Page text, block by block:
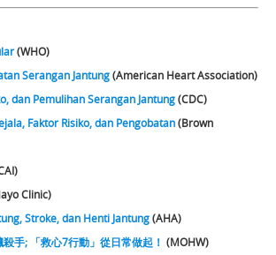
(WHO)
Serangan Jantung(American Heart Association)
dan Pemulihan Serangan Jantung(CDC)
Faktor Risiko, dan Pengobatan(Brown
Clinic)
Stroke, dan Henti Jantung(AHA)
手; 「救心7行動」從日常做起！ (MOHW)